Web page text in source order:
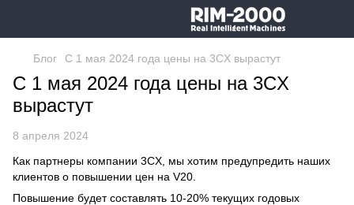
Блог С 1 мая 2024 года цены на 3CX вырастут
С 1 мая 2024 года цены на 3CX
вырастут
8 апреля 2024
Как партнеры компании 3CX, мы хотим предупредить наших
клиентов о повышении цен на V20.
Повышение будет составлять 10-20% текущих годовых